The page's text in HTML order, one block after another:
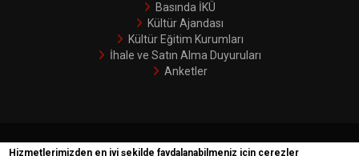
Basında İKÜ
Kültür Ajandası
Kültür Eğitim Kurumları
İhale ve Satın Alma Duyuruları
Anketler
İKÜ © 2018 | Phoenix
Hizmetlerimizden en iyi şekilde faydalanabilmeniz için çerezler